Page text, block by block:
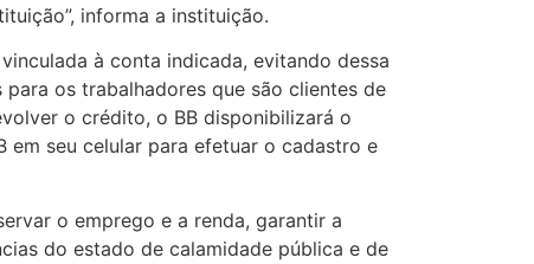
informa a instituição.
à conta indicada, evitando dessa
os trabalhadores que são clientes de
o crédito, o BB disponibilizará o
seu celular para efetuar o cadastro e
o emprego e a renda, garantir a
do estado de calamidade pública e de